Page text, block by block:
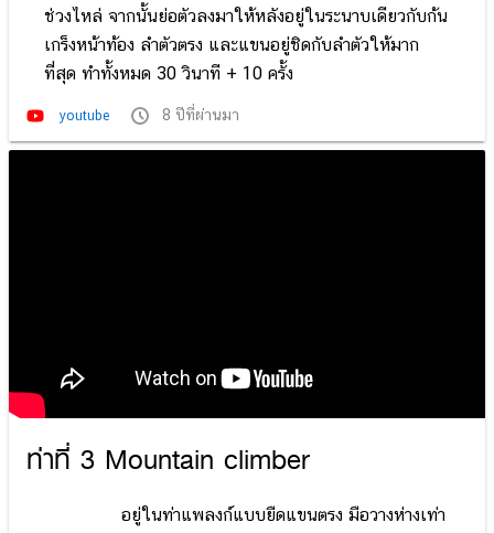
ช่วงไหล่ จากนั้นย่อตัวลงมาให้หลังอยู่ในระนาบเดียวกับก้น
เกร็งหน้าท้อง ลำตัวตรง และแขนอยู่ชิดกับลำตัวให้มาก
ที่สุด ทำทั้งหมด 30 วินาที + 10 ครั้ง
youtube 8 ปีที่ผ่านมา
ท่าที่ 3 Mountain climber
อยู่ในท่าแพลงก์แบบยืดแขนตรง มือวางห่างเท่า